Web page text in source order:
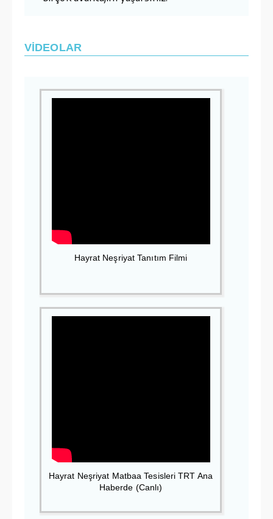
VİDEOLAR
Hayrat Neşriyat Tanıtım Filmi
Hayrat Neşriyat Matbaa Tesisleri TRT Ana
Haberde (Canlı)